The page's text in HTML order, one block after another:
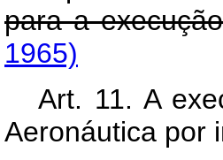
para a
1965)
Art. 11. A
Aeronáutica por